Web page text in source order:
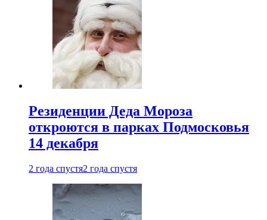
Резиденции Деда Мороза
откроются в парках Подмосковья
14 декабря
2 года спустя2 года спустя